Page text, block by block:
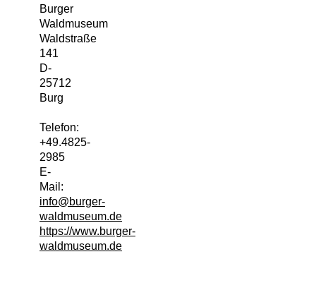
Burger
Waldmuseum
Waldstraße
141
D-
25712
Burg
Telefon:
+49.4825-
2985
E-
Mail:
info@burger-
waldmuseum.de
https://www.burger-
waldmuseum.de